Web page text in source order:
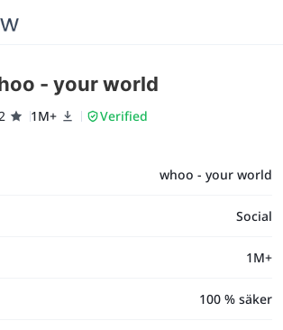
- your world
1M+ Verified
whoo - your world
Social
1M+
100 % säker